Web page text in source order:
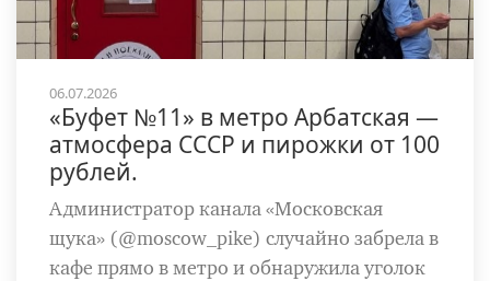
06.07.2026
«Буфет №11» в метро Арбатская —
атмосфера СССР и пирожки от 100
рублей.
Администратор канала «Московская
щука» (@moscow_pike) случайно забрела в
кафе прямо в метро и обнаружила уголок